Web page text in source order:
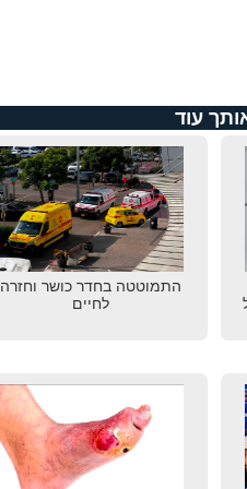
עוד
התמוטטה בחדר כושר וחזרה
לחיים